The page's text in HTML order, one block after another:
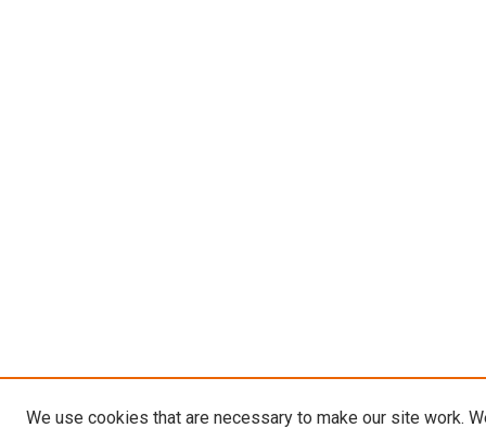
We use cookies that are necessary to make our site work.